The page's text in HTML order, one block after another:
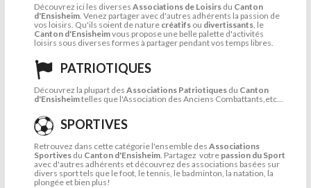
Découvrez ici les diverses Associations de Loisirs du Canton
d'Ensisheim . Venez partager avec d'autres adhérents la passion de
vos loisirs. Qu'ils soient de nature créatifs ou divertissants , le
Canton d'Ensisheimvous propose une belle palette d'activités
loisirs sous diverses formes à partager pendant vos temps libres.
PATRIOTIQUES
Découvrez la plupart des Associations Patriotiques du Canton
d'Ensisheimtelles que l'Association des Anciens Combattants,etc...
SPORTIVES
Retrouvez dans cette catégorie l'ensemble des Associations
Sportives du Canton d'Ensisheim . Partagez votre passion du Sport
avec d'autres adhérents et découvrez des associations basées sur
divers sport tels que le foot, le tennis, le badminton, la natation, la
plongée et bien plus!